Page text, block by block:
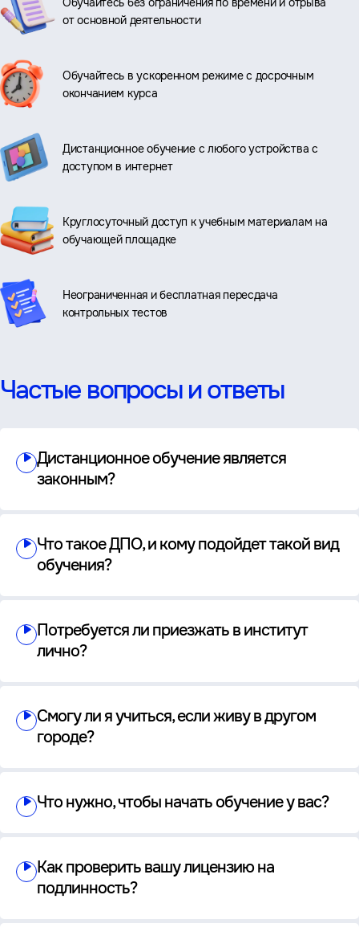
от основной деятельности
Обучайтесь в ускоренном режиме с досрочным
окончанием курса
Дистанционное обучение с любого устройства с
доступом в интернет
Круглосуточный доступ к учебным материалам на
обучающей площадке
Неограниченная и бесплатная пересдача
контрольных тестов
Частые вопросы и ответы
Дистанционное обучение является
законным?
Что такое ДПО, и кому подойдет такой вид
обучения?
Потребуется ли приезжать в институт
лично?
Смогу ли я учиться, если живу в другом
городе?
Что нужно, чтобы начать обучение у вас?
Как проверить вашу лицензию на
подлинность?